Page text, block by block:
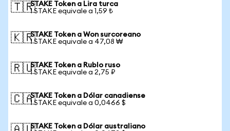
🇹🇷STAKE Token a Lira turca
1 STAKE equivale a 1,59 ₺
🇰🇷STAKE Token a Won surcoreano
1 STAKE equivale a 47,08 ₩
🇷🇺STAKE Token a Rublo ruso
1 STAKE equivale a 2,75 ₽
🇨🇦STAKE Token a Dólar canadiense
1 STAKE equivale a 0,0466 $
STAKE Token a Dólar australiano